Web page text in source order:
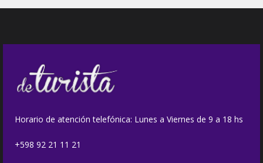
Horario de atención telefónica: Lunes a Viernes de 9 a 18 hs
+598 92 21 11 21